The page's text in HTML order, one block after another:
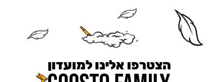
הצטרפו אלינו למועדון